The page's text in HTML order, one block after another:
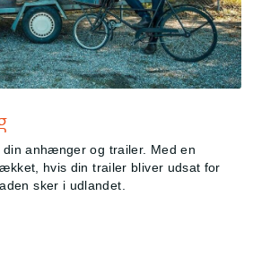
anhænger og trailer. Med en
hvis din trailer bliver udsat for
sker i udlandet.